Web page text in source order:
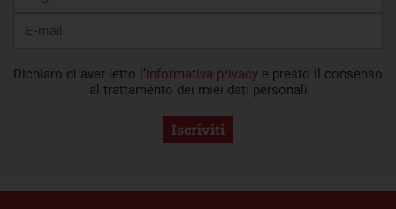
Dichiaro di aver letto l’informativa privacy e presto il consenso
al trattamento dei miei dati personali
Iscriviti